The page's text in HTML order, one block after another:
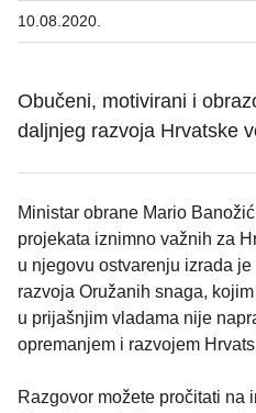
10.08.2020.
Obučeni, motivirani i
daljnjeg razvoja Hrvatske
Ministar obrane Mario
projekata iznimno važnih za
u njegovu ostvarenju izrada
razvoja Oružanih snaga,
u prijašnjim vladama nije
opremanjem i razvojem
Razgovor možete pročitati na